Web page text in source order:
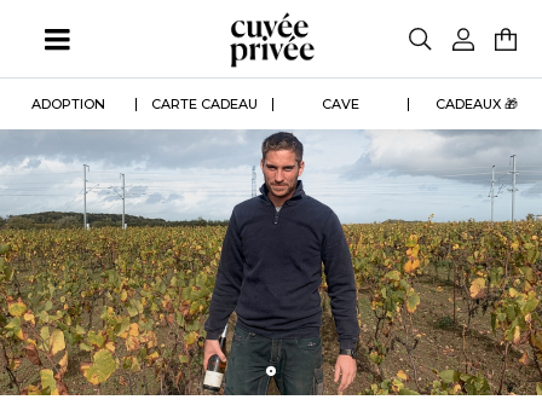
contenu
ADOPTION CARTE CADEAU CAVE CADEAUX 🎁